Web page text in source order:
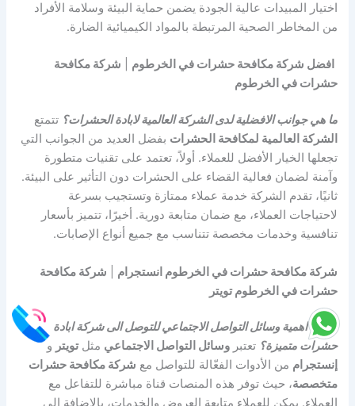
اختيار المبيدات عالية الجودة يضمن حماية البيئة وسلامة الأفراد
من المخاطر الصحية المرتبطة بالمواد الكيميائية الضارة.
افضل شركة مكافحة حشرات في الخرطوم
شركة مكافحة
حشرات في الخرطوم
ما هي جوانب الافضلية لدى الشركة العالمية لابادة الحشرات؟ تتمتع
الشركة العالمية لمكافحة الحشرات بفضل العديد من الجوانب التي
تجعلها الخيار الأفضل للعملاء. أولاً، تعتمد على تقنيات متطورة
وآمنة لضمان فعالية القضاء على الحشرات دون التأثير على البيئة.
ثانيًا، تقدم الشركة خدمة عملاء ممتازة وتستجيب بسرعة
لاحتياجات العملاء، مع ضمان متابعة دورية. أخيرًا، تتميز بأسعار
تنافسية وخدمات مخصصة تتناسب مع جميع أنواع الإصابات.
شركة مكافحة حشرات في الخرطوم انستجرام
شركة مكافحة
حشرات في الخرطوم تويتر
ما هي اهمية وسائل التواصل الاجتماعي للتوصل الى شركة ابادة
حشرات متميزة؟ تعتبروسائل التواصل الاجتماعي مثلتويتر و
إنستجرام من الأدوات الفعّالة للتواصل مع شركة مكافحة حشرات
متخصصة، حيث توفر هذه المنصات قناة مباشرة للتفاعل مع